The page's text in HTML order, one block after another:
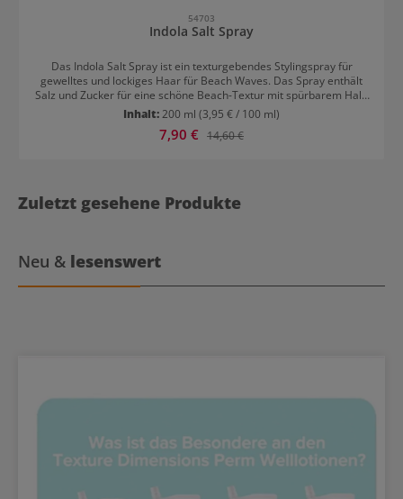
54703
Indola Salt Spray
Das Indola Salt Spray ist ein texturgebendes Stylingspray für
gewelltes und lockiges Haar für Beach Waves. Das Spray enthält
Salz und Zucker für eine schöne Beach-Textur mit spürbarem Halt.
Das Haar fühlt sich voller an, hat mehr Volumen und ein super
mattes Finish, ohne auszutrocknen. Mit diesem Spray erzielst du
ein super mattes Finish und beeindruckendes Volumen. Dein Haar
Spray bietet die Flexibilität, verschiedene Looks zu kreieren, die
den ganzen Tag halten.
Inhalt:200 ml (3,95 € / 100 ml)
Verkaufspreis:
7,90 € Regulärer Preis:
14,60 €
Zuletzt gesehene Produkte
Neu & lesenswert